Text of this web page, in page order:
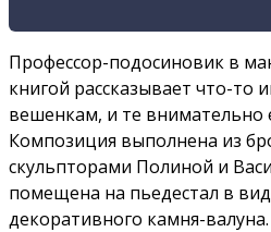
Профессор-подосиновик в
книгой рассказывает что-то
вешенкам, и те внимательно
Композиция выполнена из
скульпторами Полиной и
помещена на пьедестал в
декоративного камня-валуна.